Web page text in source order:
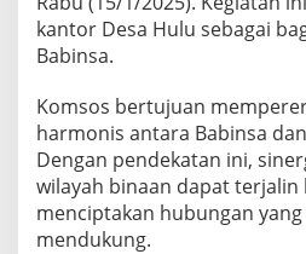
n
i
d
e
n
g
a
kantor Desa Hulu sebagai
Babinsa.
Komsos bertujuan
harmonis antara Babinsa
Dengan pendekatan ini,
wilayah binaan dapat terjalin
menciptakan hubungan
mendukung.